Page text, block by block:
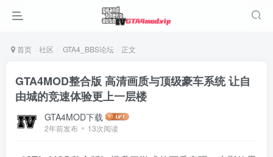
首页 社区 GTA4_BBS论坛 正文
GTA4MOD整合版 高清画质与顶级豪车系统 让自
由城的竞速体验更上一层楼
GTA4MOD下载
2年前发布 13次阅读